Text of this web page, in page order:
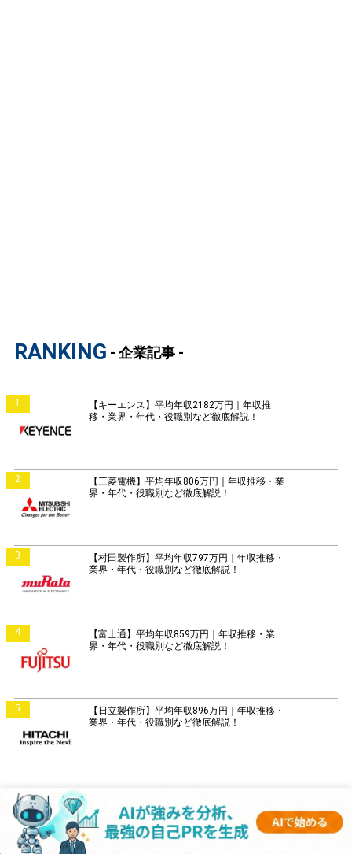
RANKING - 企業記事 -
1
【キーエンス】平均年収2182万円｜年収推
移・業界・年代・役職別など徹底解説！
2
【三菱電機】平均年収806万円｜年収推移・業
界・年代・役職別など徹底解説！
3
【村田製作所】平均年収797万円｜年収推移・
業界・年代・役職別など徹底解説！
4
【富士通】平均年収859万円｜年収推移・業
界・年代・役職別など徹底解説！
5
【日立製作所】平均年収896万円｜年収推移・
業界・年代・役職別など徹底解説！